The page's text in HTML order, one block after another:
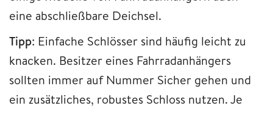
eine abschließbare Deichsel.
Tipp: Einfache Schlösser sind häufig leicht zu
knacken. Besitzer eines Fahrradanhängers
sollten immer auf Nummer Sicher gehen und
ein zusätzliches, robustes Schloss nutzen. Je